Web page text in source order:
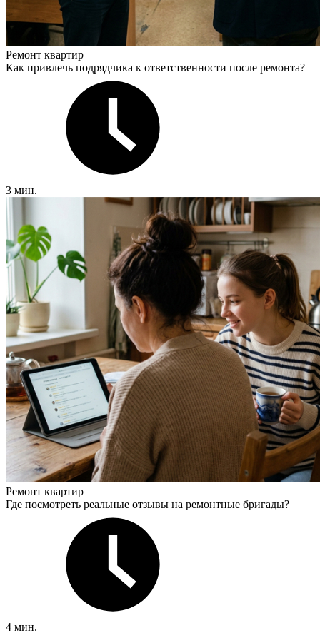
Ремонт квартир
Как привлечь подрядчика к ответственности после ремонта?
3 мин.
Ремонт квартир
Где посмотреть реальные отзывы на ремонтные бригады?
4 мин.